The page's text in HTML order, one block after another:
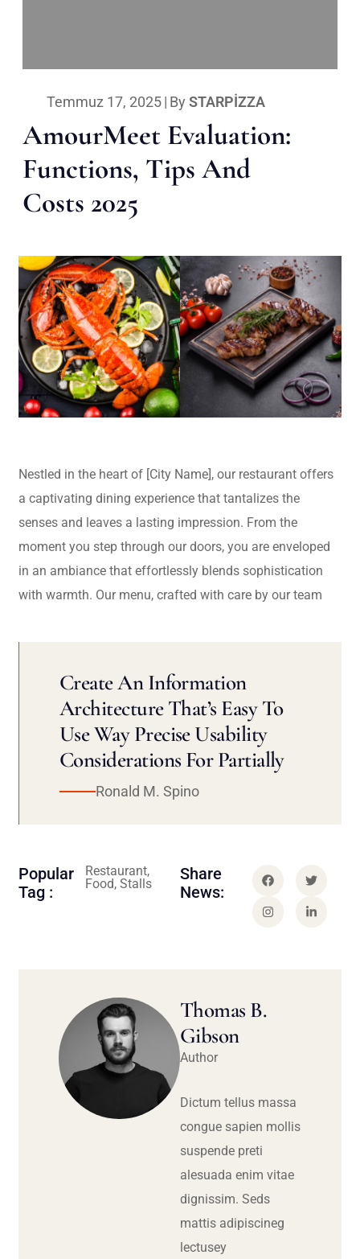
Temmuz 17, 2025| By STARPIZZA
AmourMeet Evaluation:
Functions, Tips And
Costs 2025
Nestled in the heart of [City Name], our restaurant offers
a captivating dining experience that tantalizes the
senses and leaves a lasting impression. From the
moment you step through our doors, you are enveloped
in an ambiance that effortlessly blends sophistication
with warmth. Our menu, crafted with care by our team
Create An Information
Architecture That’s Easy To
Use Way Precise Usability
Considerations For Partially
Ronald M. Spino
Popular
Tag :
Restaurant,
Food, Stalls
Share
News:
Thomas B.
Gibson
Author
Dictum tellus massa
congue sapien mollis
suspende preti
alesuada enim vitae
dignissim. Seds
mattis adipiscineg
lectusey